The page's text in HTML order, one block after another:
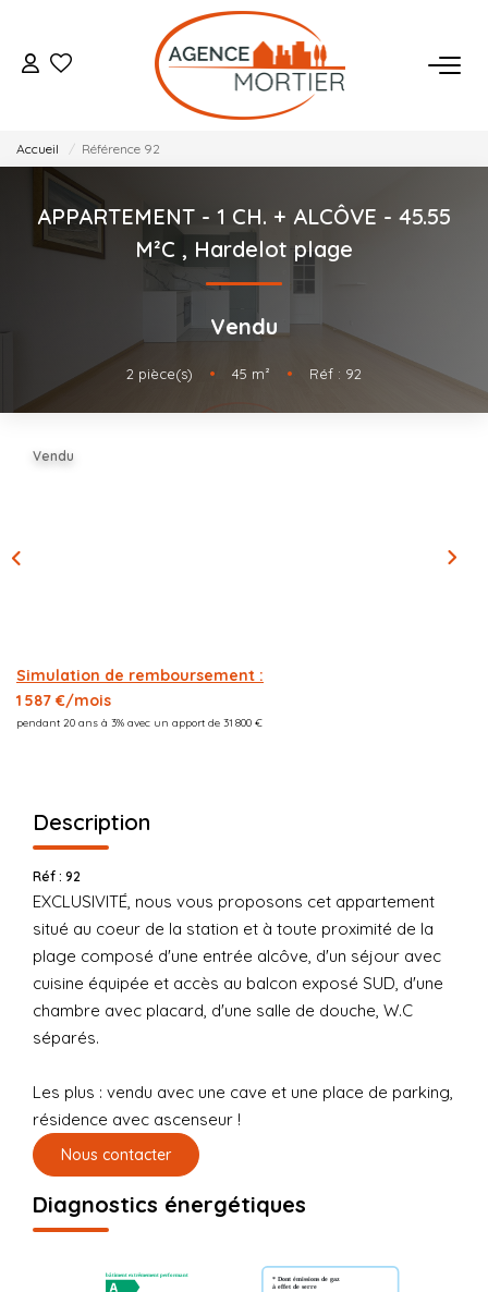
ACHETER
ESTIMER
BIENS VENDUS
NOTRE AGENCE
Accueil Référence 92
APPARTEMENT - 1 CH. + ALCÔVE - 45.55
M²C , Hardelot plage
Vendu
2 pièce(s) • 45 m² • Réf : 92
Vendu
Simulation de remboursement :
1 587 €/mois
pendant 20 ans à 3% avec un apport de 31 800 €
Description
Réf : 92
EXCLUSIVITÉ, nous vous proposons cet appartement
situé au coeur de la station et à toute proximité de la
plage composé d'une entrée alcôve, d'un séjour avec
cuisine équipée et accès au balcon exposé SUD, d'une
chambre avec placard, d'une salle de douche, W.C
séparés.
Les plus : vendu avec une cave et une place de parking,
résidence avec ascenseur !
Nous contacter
Diagnostics énergétiques